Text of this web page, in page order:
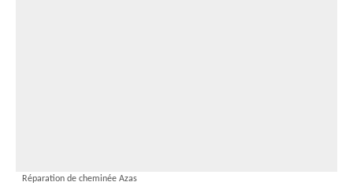
Réparation de cheminée Azas